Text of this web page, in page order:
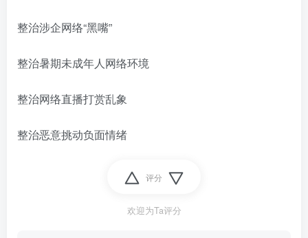
整治涉企网络“黑嘴”
整治暑期未成年人网络环境
整治网络直播打赏乱象
整治恶意挑动负面情绪
评分
欢迎为Ta评分